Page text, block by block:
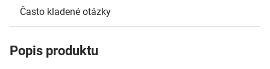
Často kladené otázky
Popis produktu